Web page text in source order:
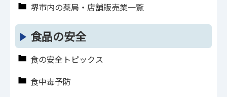
堺市内の薬局・店舗販売業一覧
食品の安全
食の安全トピックス
食中毒予防